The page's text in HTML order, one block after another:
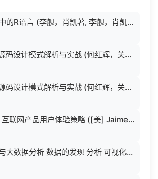
数据科学中的R语言 (李舰，肖凯著, 李舰，肖凯著；吴喜之审校, Pdg2Pic).pdf
Android源码设计模式解析与实战 (何红辉，关爱民著, 何红辉, 关爱民著, 何红辉, 关爱民).pdf
Android源码设计模式解析与实战 (何红辉，关爱民著, 何红辉, 关爱民著, 何红辉, 关爱民).pdf
决胜UX：互联网产品用户体验策略 ([美] Jaime Levy [[美] Jaime Levy]).epub
数据科学与大数据分析 数据的发现 分析 可视化与表示 ( etc.).epub